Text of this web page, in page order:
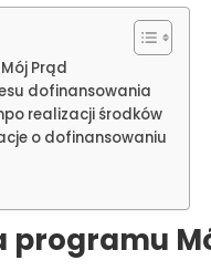
Prąd
dofinansowania
realizacji środków
o dofinansowaniu